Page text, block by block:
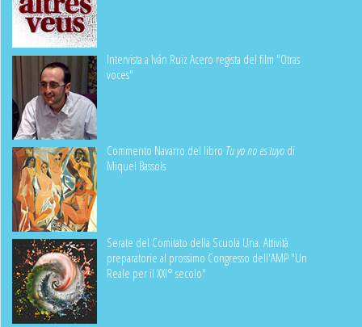
Intervista a Iván Ruiz Acero regista del film "Otras
voces"
Commento Navarro del libro Tu yo no es tuyo di
Miquel Bassols
Serate del Comitato della Scuola Una. Attività
preparatorie al prossimo Congresso dell'AMP "Un
Reale per il XXI° secolo"